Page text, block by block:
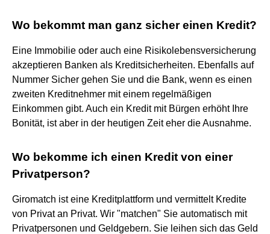
Wo bekommt man ganz sicher einen Kredit?
Eine Immobilie oder auch eine Risikolebensversicherung
akzeptieren Banken als Kreditsicherheiten. Ebenfalls auf
Nummer Sicher gehen Sie und die Bank, wenn es einen
zweiten Kreditnehmer mit einem regelmäßigen
Einkommen gibt. Auch ein Kredit mit Bürgen erhöht Ihre
Bonität, ist aber in der heutigen Zeit eher die Ausnahme.
Wo bekomme ich einen Kredit von einer
Privatperson?
Giromatch ist eine Kreditplattform und vermittelt Kredite
von Privat an Privat. Wir "matchen" Sie automatisch mit
Privatpersonen und Geldgebern. Sie leihen sich das Geld